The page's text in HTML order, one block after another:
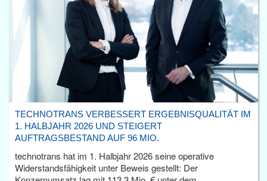
TECHNOTRANS VERBESSERT ERGEBNISQUALITÄT IM
1. HALBJAHR 2026 UND STEIGERT
AUFTRAGSBESTAND AUF 96 MIO.
technotrans hat im 1. Halbjahr 2026 seine operative
Widerstandsfähigkeit unter Beweis gestellt: Der